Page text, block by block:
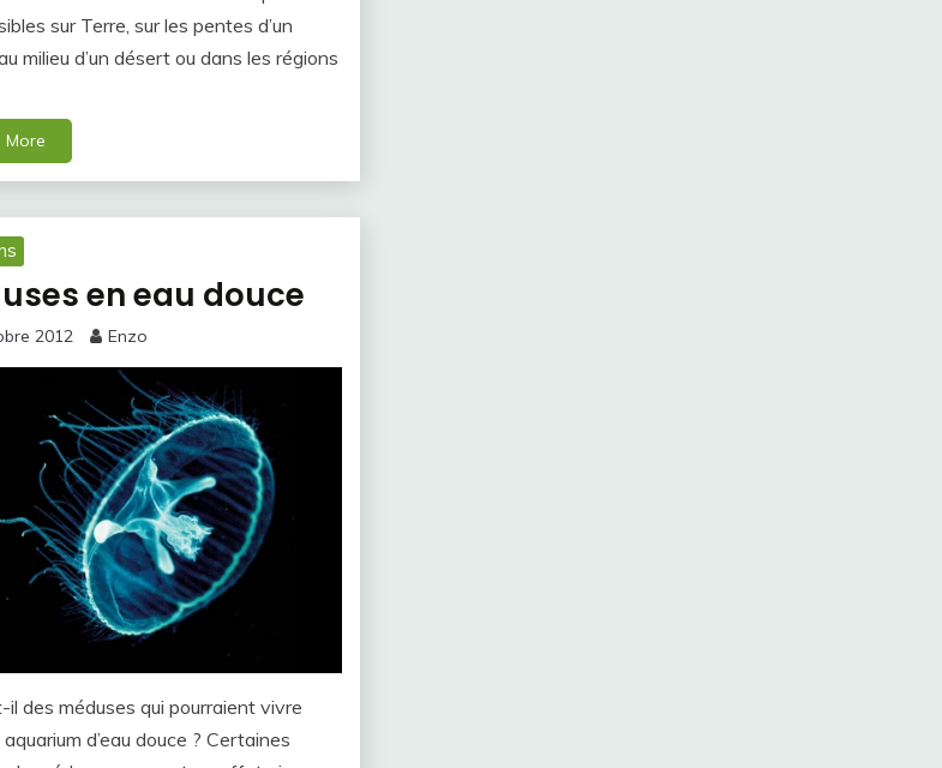
sur Terre, sur les pentes d’un
milieu d’un désert ou dans les régions
More
en eau douce
2012 Enzo
des méduses qui pourraient vivre
d’eau douce ? Certaines